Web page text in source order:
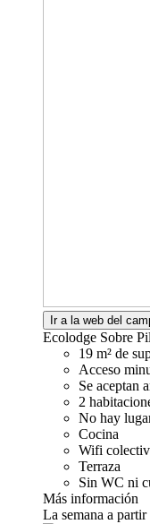
Ir a la web del
Ecolodge Sobre
19 m² de
Acceso
Se aceptan
2
No hay
Cocina
Wifi
Terraza
Sin WC ni
Más información
La semana a partir